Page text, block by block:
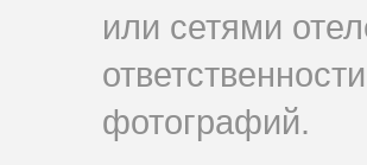
или сетями
фотографий.